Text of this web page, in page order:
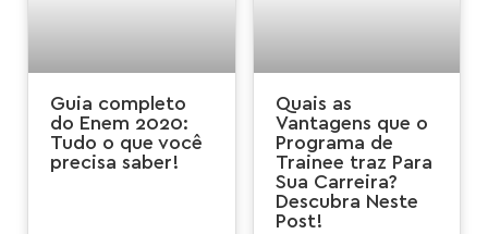
Guia completo
do Enem 2020:
Tudo o que você
precisa saber!
Quais as
Vantagens que o
Programa de
Trainee traz Para
Sua Carreira?
Descubra Neste
Post!